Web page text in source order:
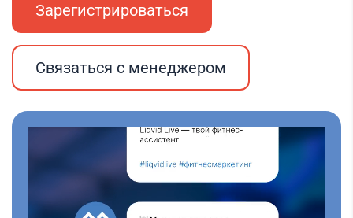
Зарегистрироваться
Связаться с менеджером